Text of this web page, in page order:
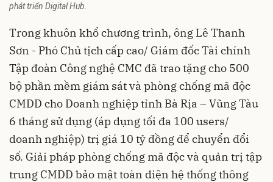
phát triển Digital Hub.
Trong khuôn khổ chương trình, ông Lê Thanh
Sơn - Phó Chủ tịch cấp cao/ Giám đốc Tài chính
Tập đoàn Công nghệ CMC đã trao tặng cho 500
bộ phần mềm giám sát và phòng chống mã độc
CMDD cho Doanh nghiệp tỉnh Bà Rịa – Vũng Tàu
6 tháng sử dụng (áp dụng tối đa 100 users/
doanh nghiệp) trị giá 10 tỷ đồng để chuyển đổi
số. Giải pháp phòng chống mã độc và quản trị tập
trung CMDD bảo mật toàn diện hệ thống thông